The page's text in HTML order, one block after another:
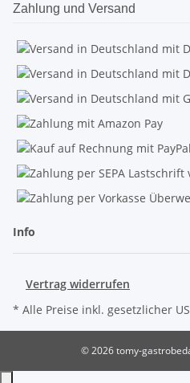
Zahlung und Versand
Info
Vertrag widerrufen
* Alle Preise inkl. gesetzlicher
© 2026 tomy-